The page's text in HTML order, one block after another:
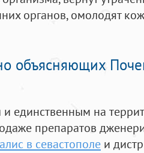
органов, омолодят
объясняющих
единственным на
препаратов
в севастополе и